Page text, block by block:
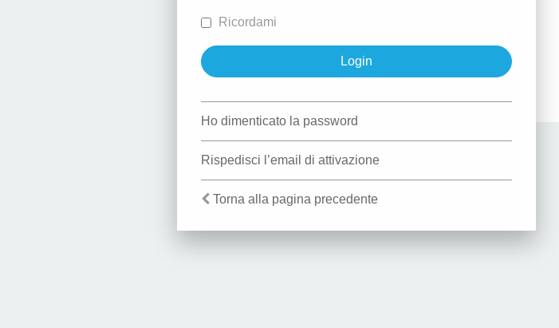
Ricordami
Ho dimenticato la password
Rispedisci l’email di attivazione
Torna alla pagina precedente